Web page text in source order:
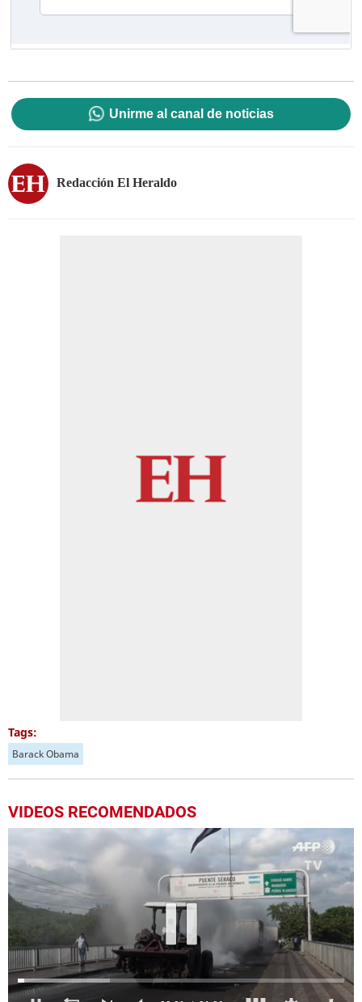
Unirme al canal de noticias
Redacción El Heraldo
Tags:
Barack Obama
VIDEOS RECOMENDADOS